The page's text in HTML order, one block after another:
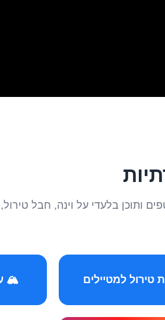
ותוכן בלעדי על וינה, חבל טירול,
למטיילים 🏔️